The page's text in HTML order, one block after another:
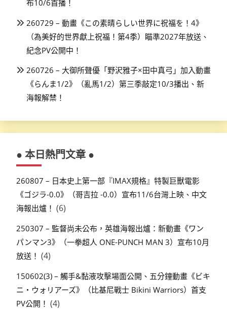
布10/6首播！
260729 – 動畫《この素晴らしい世界に祝福を！4》
（為美好的世界獻上祝福！第4季）瞄準2027年放送、
紀念PV公開中！
260726 – 大御所聲優「野沢雅子×田中真弓」加入動畫
《らんま1/2》（亂馬1/2）第三季敲定10/3播出、新
海報解禁！
● 本日熱門文章 ●
260807 – 日本史上第一部『IMAX規格』特製巨獸電影
《ゴジラ-0.0》（哥吉拉 -0.0）宣布11/6台灣上映、中文
海報出爐！ (6)
250307 – 監督尚未公布，英雄海報出爐：新動畫《ワン
パンマン3》（一拳超人 ONE-PUNCH MAN 3）宣布10月
放送！ (4)
150602(3) – 觸手&黏液攻擊場面公開、五分鐘動畫《ビキ
ニ・ウォリアーズ》（比基尼戰士 Bikini Warriors）首支
PV公開！ (4)